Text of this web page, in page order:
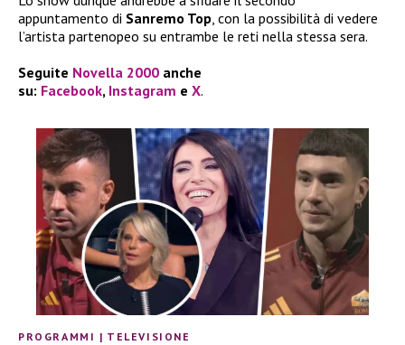
appuntamento di Sanremo Top , con la possibilità di vedere
l’artista partenopeo su entrambe le reti nella stessa sera.
Seguite Novella 2000 anche
su: Facebook, Instagram e X.
PROGRAMMI | TELEVISIONE